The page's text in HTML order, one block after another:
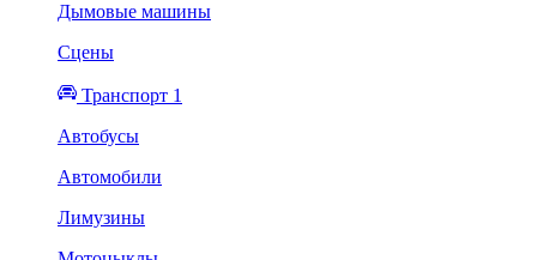
Дымовые машины
Сцены
Транспорт 1
Автобусы
Автомобили
Лимузины